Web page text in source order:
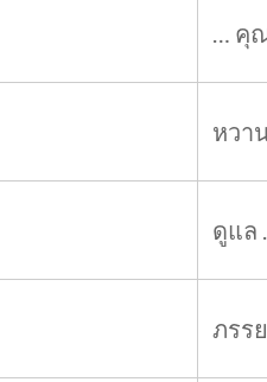
… คุ
หวา
ดูแล
ภรร